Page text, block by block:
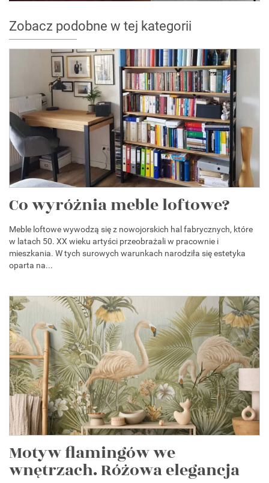
Zobacz podobne w tej kategorii
Co wyróżnia meble loftowe?
Meble loftowe wywodzą się z nowojorskich hal fabrycznych, które
w latach 50. XX wieku artyści przeobrażali w pracownie i
mieszkania. W tych surowych warunkach narodziła się estetyka
oparta na...
Motyw flamingów we
wnętrzach. Różowa elegancja